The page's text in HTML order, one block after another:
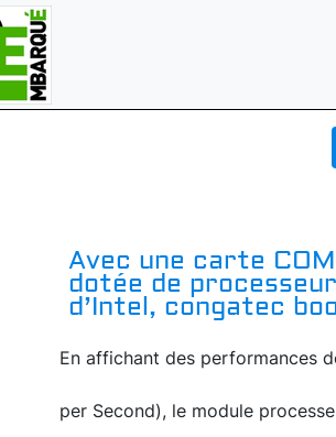
Avec une carte
dotée de
d’Intel, congatec
En affichant des performances
per Second), le module